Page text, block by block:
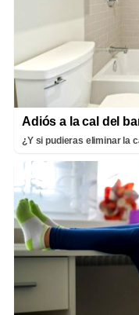
Adiós a la cal del
¿Y si pudieras eliminar la